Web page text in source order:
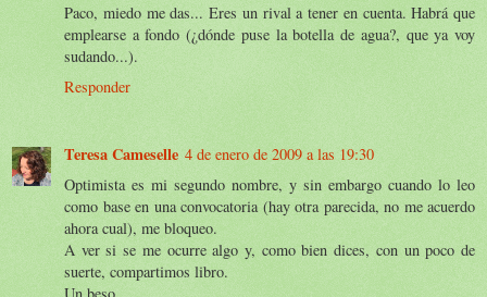
Paco, miedo me das... Eres un rival a tener en cuenta. Habrá que
emplearse a fondo (¿dónde puse la botella de agua?, que ya voy
sudando...).
Responder
Teresa Cameselle 4 de enero de 2009 a las 19:30
Optimista es mi segundo nombre, y sin embargo cuando lo leo
como base en una convocatoria (hay otra parecida, no me acuerdo
ahora cual), me bloqueo.
A ver si se me ocurre algo y, como bien dices, con un poco de
suerte, compartimos libro.